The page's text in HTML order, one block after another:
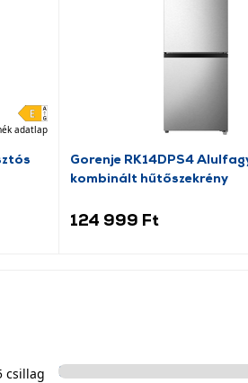
adatlap
Gorenje RK14DPS4
kombinált hűtőszekrény
124 999 Ft
csillag